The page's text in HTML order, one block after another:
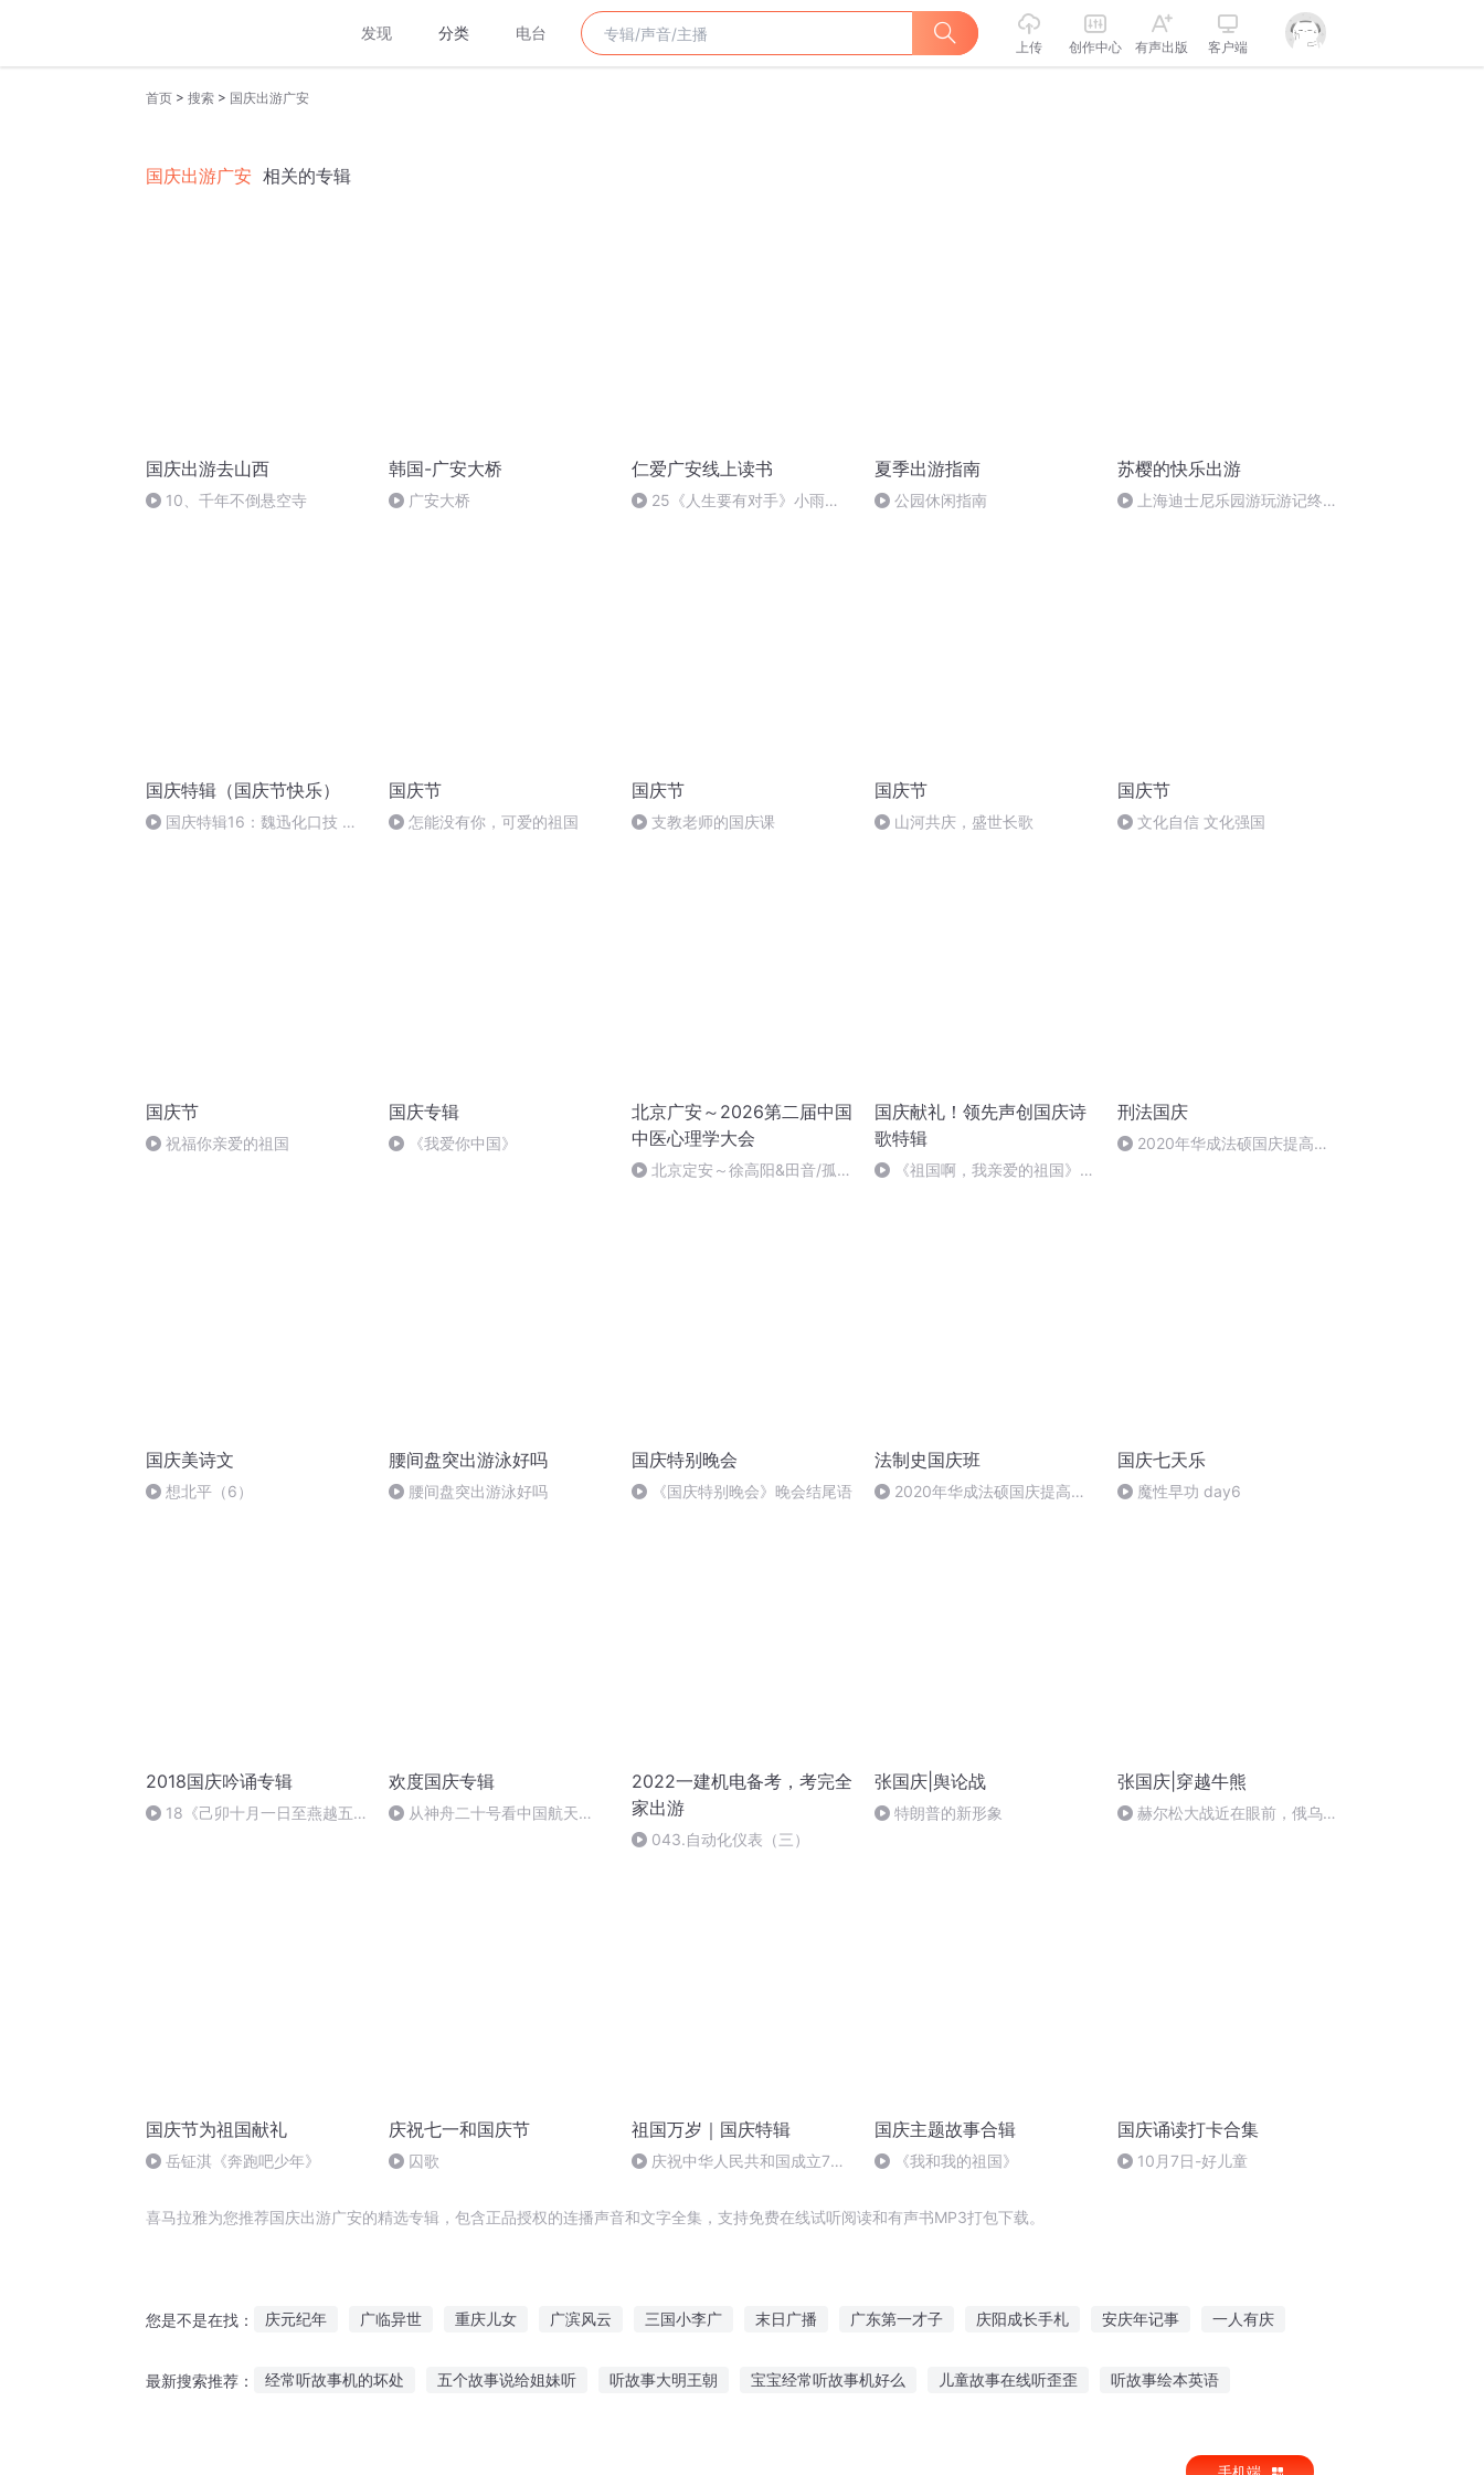
发现 分类 电台
上传 创作中心 有声出版 客户端
首页 > 搜索 > 国庆出游广安
国庆出游广安 相关的专辑
国庆出游去山西
10、千年不倒悬空寺
韩国-广安大桥
广安大桥
仁爱广安线上读书
25《人生要有对手》小雨妈
夏季出游指南
公园休闲指南
苏樱的快乐出游
上海迪士尼乐园游玩游记终结
国庆特辑（国庆节快乐）
国庆特辑16：魏迅化口技 二
国庆节
怎能没有你，可爱的祖国
国庆节
支教老师的国庆课
国庆节
山河共庆，盛世长歌
国庆节
文化自信 文化强国
国庆节
祝福你亲爱的祖国
国庆专辑
《我爱你中国》
北京广安～2026第二届中国
中医心理学大会
北京定安～徐高阳&田音/孤独
国庆献礼！领先声创国庆诗
歌特辑
《祖国啊，我亲爱的祖国》温
刑法国庆
2020年华成法硕国庆提高班
国庆美诗文
想北平（6）
腰间盘突出游泳好吗
腰间盘突出游泳好吗
国庆特别晚会
《国庆特别晚会》晚会结尾语
法制史国庆班
2020年华成法硕国庆提高班
国庆七天乐
魔性早功 day6
2018国庆吟诵专辑
18《己卯十月一日至燕越五
欢度国庆专辑
从神舟二十号看中国航天
2022一建机电备考，考完全
家出游
043.自动化仪表（三）
张国庆|舆论战
特朗普的新形象
张国庆|穿越牛熊
赫尔松大战近在眼前，俄乌冲
国庆节为祖国献礼
岳钲淇《奔跑吧少年》
庆祝七一和国庆节
囚歌
祖国万岁｜国庆特辑
庆祝中华人民共和国成立73
国庆主题故事合辑
《我和我的祖国》
国庆诵读打卡合集
10月7日-好儿童
喜马拉雅为您推荐国庆出游广安的精选专辑，包含正品授权的连播声音和文字全集，支持免费在线试听阅读和有声书MP3打包下载。
您是不是在找： 庆元纪年 广临异世 重庆儿女 广滨风云 三国小李广 末日广播 广东第一才子 庆阳成长手札 安庆年记事 一人有庆
最新搜索推荐： 经常听故事机的坏处 五个故事说给姐妹听 听故事大明王朝 宝宝经常听故事机好么 儿童故事在线听歪歪 听故事绘本英语